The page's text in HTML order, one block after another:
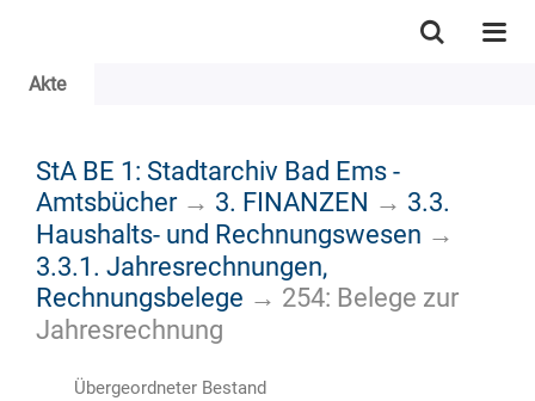
Akte
StA BE 1: Stadtarchiv Bad Ems -
Amtsbücher→ 3. FINANZEN → 3.3.
Haushalts- und Rechnungswesen →
3.3.1. Jahresrechnungen,
Rechnungsbelege → 254: Belege zur
Jahresrechnung
Übergeordneter Bestand